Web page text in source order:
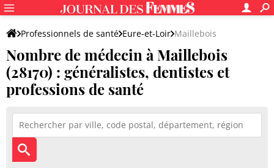
Professionnels de santé Eure-et-Loir Maillebois
Nombre de médecin à Maillebois
(28170) : généralistes, dentistes et
professions de santé